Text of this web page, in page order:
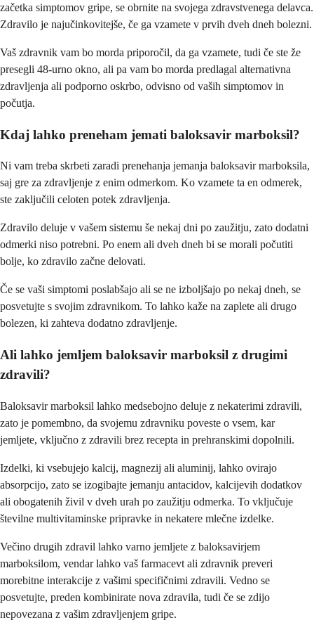
začetka simptomov gripe, se obrnite na svojega zdravstvenega delavca.
Zdravilo je najučinkovitejše, če ga vzamete v prvih dveh dneh bolezni.
Vaš zdravnik vam bo morda priporočil, da ga vzamete, tudi če ste že
presegli 48-urno okno, ali pa vam bo morda predlagal alternativna
zdravljenja ali podporno oskrbo, odvisno od vaših simptomov in
počutja.
Kdaj lahko preneham jemati baloksavir marboksil?
Ni vam treba skrbeti zaradi prenehanja jemanja baloksavir marboksila,
saj gre za zdravljenje z enim odmerkom. Ko vzamete ta en odmerek,
ste zaključili celoten potek zdravljenja.
Zdravilo deluje v vašem sistemu še nekaj dni po zaužitju, zato dodatni
odmerki niso potrebni. Po enem ali dveh dneh bi se morali počutiti
bolje, ko zdravilo začne delovati.
Če se vaši simptomi poslabšajo ali se ne izboljšajo po nekaj dneh, se
posvetujte s svojim zdravnikom. To lahko kaže na zaplete ali drugo
bolezen, ki zahteva dodatno zdravljenje.
Ali lahko jemljem baloksavir marboksil z drugimi
zdravili?
Baloksavir marboksil lahko medsebojno deluje z nekaterimi zdravili,
zato je pomembno, da svojemu zdravniku poveste o vsem, kar
jemljete, vključno z zdravili brez recepta in prehranskimi dopolnili.
Izdelki, ki vsebujejo kalcij, magnezij ali aluminij, lahko ovirajo
absorpcijo, zato se izogibajte jemanju antacidov, kalcijevih dodatkov
ali obogatenih živil v dveh urah po zaužitju odmerka. To vključuje
številne multivitaminske pripravke in nekatere mlečne izdelke.
Večino drugih zdravil lahko varno jemljete z baloksavirjem
marboksilom, vendar lahko vaš farmacevt ali zdravnik preveri
morebitne interakcije z vašimi specifičnimi zdravili. Vedno se
posvetujte, preden kombinirate nova zdravila, tudi če se zdijo
nepovezana z vašim zdravljenjem gripe.